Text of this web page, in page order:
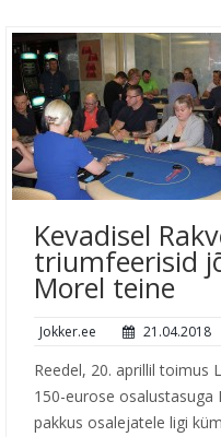
Kevadisel
triumfeerisid
Morel teine
Jokker.ee 21.04.2018
Reedel, 20. aprillil toimus
150-eurose osalustasuga
pakkus osalejatele ligi